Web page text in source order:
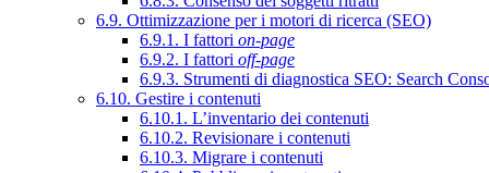
6.9. Ottimizzazione per i motori di ricerca (SEO)
6.9.1. I fattori on-page
6.9.2. I fattori off-page
6.9.3. Strumenti di diagnostica SEO: Search
6.10. Gestire i contenuti
6.10.1. L’inventario dei contenuti
6.10.2. Revisionare i contenuti
6.10.3. Migrare i contenuti